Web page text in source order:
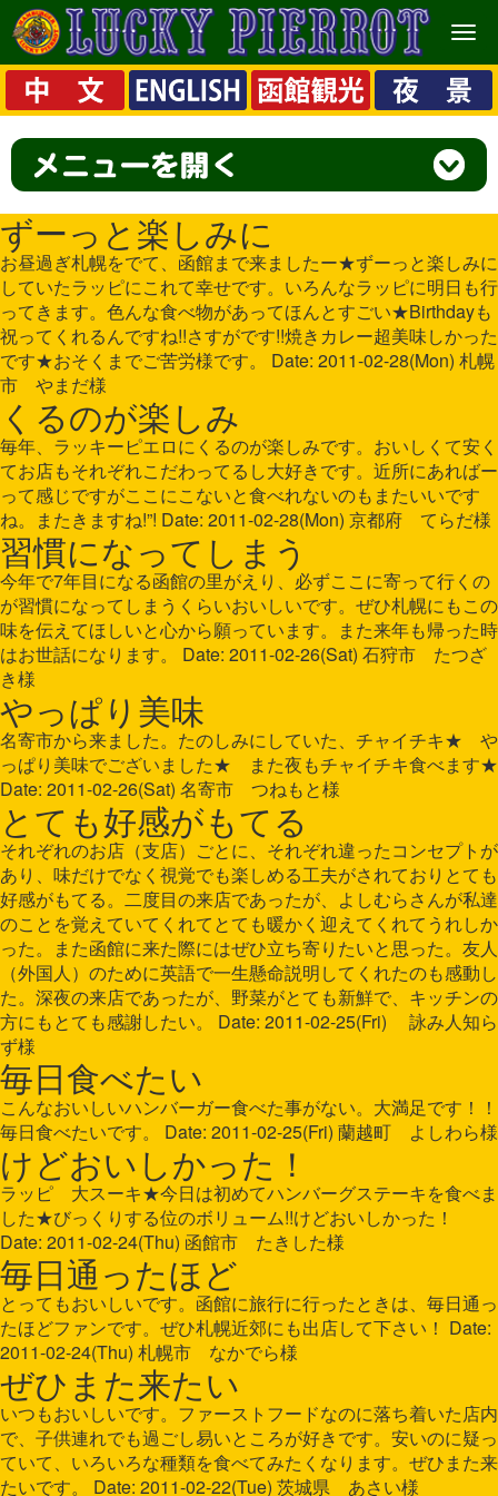
メ
ニ
ュ
ー
ずーっと楽しみに
お昼過ぎ札幌をでて、函館まで来ましたー★ずーっと楽しみに
していたラッピにこれて幸せです。いろんなラッピに明日も行
ってきます。色んな食べ物があってほんとすごい★Birthdayも
祝ってくれるんですね!!さすがです!!焼きカレー超美味しかった
です★おそくまでご苦労様です。 Date: 2011-02-28(Mon) 札幌
市 やまだ様
くるのが楽しみ
毎年、ラッキーピエロにくるのが楽しみです。おいしくて安く
てお店もそれぞれこだわってるし大好きです。近所にあればー
って感じですがここにこないと食べれないのもまたいいです
ね。またきますね!”! Date: 2011-02-28(Mon) 京都府 てらだ様
習慣になってしまう
今年で7年目になる函館の里がえり、必ずここに寄って行くの
が習慣になってしまうくらいおいしいです。ぜひ札幌にもこの
味を伝えてほしいと心から願っています。また来年も帰った時
はお世話になります。 Date: 2011-02-26(Sat) 石狩市 たつざ
き様
やっぱり美味
名寄市から来ました。たのしみにしていた、チャイチキ★ や
っぱり美味でございました★ また夜もチャイチキ食べます★
Date: 2011-02-26(Sat) 名寄市 つねもと様
とても好感がもてる
それぞれのお店（支店）ごとに、それぞれ違ったコンセプトが
あり、味だけでなく視覚でも楽しめる工夫がされておりとても
好感がもてる。二度目の来店であったが、よしむらさんが私達
のことを覚えていてくれてとても暖かく迎えてくれてうれしか
った。また函館に来た際にはぜひ立ち寄りたいと思った。友人
（外国人）のために英語で一生懸命説明してくれたのも感動し
た。深夜の来店であったが、野菜がとても新鮮で、キッチンの
方にもとても感謝したい。 Date: 2011-02-25(Fri) 詠み人知ら
ず様
毎日食べたい
こんなおいしいハンバーガー食べた事がない。大満足です！！
毎日食べたいです。 Date: 2011-02-25(Fri) 蘭越町 よしわら様
けどおいしかった！
ラッピ 大スーキ★今日は初めてハンバーグステーキを食べま
した★びっくりする位のボリューム!!けどおいしかった！
Date: 2011-02-24(Thu) 函館市 たきした様
毎日通ったほど
とってもおいしいです。函館に旅行に行ったときは、毎日通っ
たほどファンです。ぜひ札幌近郊にも出店して下さい！ Date:
2011-02-24(Thu) 札幌市 なかでら様
ぜひまた来たい
いつもおいしいです。ファーストフードなのに落ち着いた店内
で、子供連れでも過ごし易いところが好きです。安いのに疑っ
ていて、いろいろな種類を食べてみたくなります。ぜひまた来
たいです。 Date: 2011-02-22(Tue) 茨城県 あさい様